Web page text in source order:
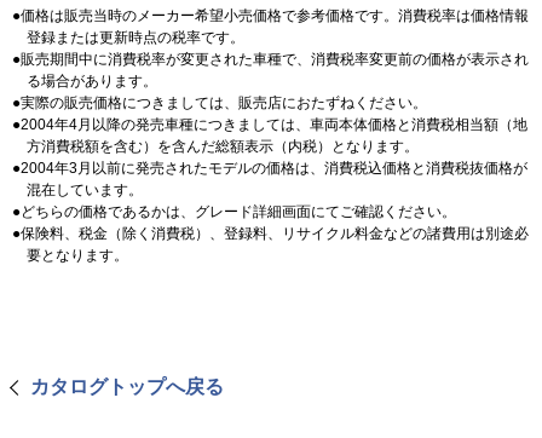
価格は販売当時のメーカー希望小売価格で参考価格です。消費税率は価格情報
登録または更新時点の税率です。
販売期間中に消費税率が変更された車種で、消費税率変更前の価格が表示され
る場合があります。
実際の販売価格につきましては、販売店におたずねください。
2004年4月以降の発売車種につきましては、車両本体価格と消費税相当額（地
方消費税額を含む）を含んだ総額表示（内税）となります。
2004年3月以前に発売されたモデルの価格は、消費税込価格と消費税抜価格が
混在しています。
どちらの価格であるかは、グレード詳細画面にてご確認ください。
保険料、税金（除く消費税）、登録料、リサイクル料金などの諸費用は別途必
要となります。
カタログトップへ戻る